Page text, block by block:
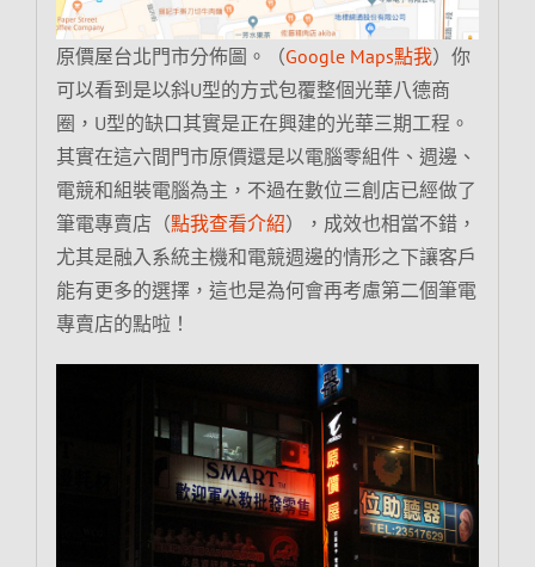
原價屋台北門市分佈圖。（Google Maps點我）你
可以看到是以斜U型的方式包覆整個光華八德商
圈，U型的缺口其實是正在興建的光華三期工程。
其實在這六間門市原價還是以電腦零組件、週邊、
電競和組裝電腦為主，不過在數位三創店已經做了
筆電專賣店（點我查看介紹），成效也相當不錯，
尤其是融入系統主機和電競週邊的情形之下讓客戶
能有更多的選擇，這也是為何會再考慮第二個筆電
專賣店的點啦！